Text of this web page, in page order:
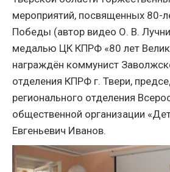
мероприятий, посвященных 80-
Победы (автор видео О. В.
медалью ЦК КПРФ «80 лет
награждён коммунист
отделения КПРФ г. Твери,
регионального отделения
общественной организации
Евгеньевич Иванов.